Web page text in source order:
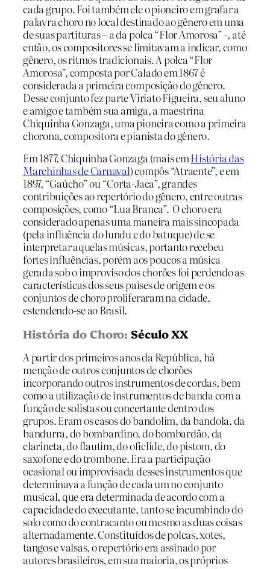
cada grupo. Foi também ele o pioneiro em grafar a
palavra choro no local destinado ao gênero em uma
de suas partituras – a da polca “Flor Amorosa” -, até
então, os compositores se limitavam a indicar, como
gênero, os ritmos tradicionais. A polca “Flor
Amorosa”, composta por Calado em 1867 é
considerada a primeira composição do gênero.
Desse conjunto fez parte Viriato Figueira, seu aluno
e amigo e também sua amiga, a maestrina
Chiquinha Gonzaga, uma pioneira como a primeira
chorona, compositora e pianista do gênero.
Em 1877, Chiquinha Gonzaga (mais emHistória das
Marchinhas de Carnaval) compôs “Atraente”, e em
1897, “Gaúcho” ou “Corta-Jaca”, grandes
contribuições ao repertório do gênero, entre outras
composições, como “Lua Branca”. O choro era
considerado apenas uma maneira mais sincopada
(pela influência do lundu e do batuque) de se
interpretar aquelas músicas, portanto recebeu
fortes influências, porém aos poucos a música
gerada sob o improviso dos chorões foi perdendo as
características dos seus países de origem e os
conjuntos de choro proliferaram na cidade,
estendendo-se ao Brasil.
História do Choro: Século XX
A partir dos primeiros anos da República, há
menção de outros conjuntos de chorões
incorporando outros instrumentos de cordas, bem
como a utilização de instrumentos de banda com a
função de solistas ou concertante dentro dos
grupos. Eram os casos do bandolim, da bandola, da
bandurra, do bombardino, do bombardão, da
clarineta, do flautim, do oficlide, do pistom, do
saxofone e do trombone. Era a participação
ocasional ou improvisada desses instrumentos que
determinava a função de cada um no conjunto
musical, que era determinada de acordo com a
capacidade do executante, tanto se incumbindo do
solo como do contracanto ou mesmo as duas coisas
alternadamente. Constituídos de polcas, xotes,
tangos e valsas, o repertório era assinado por
autores brasileiros, em sua maioria, os próprios